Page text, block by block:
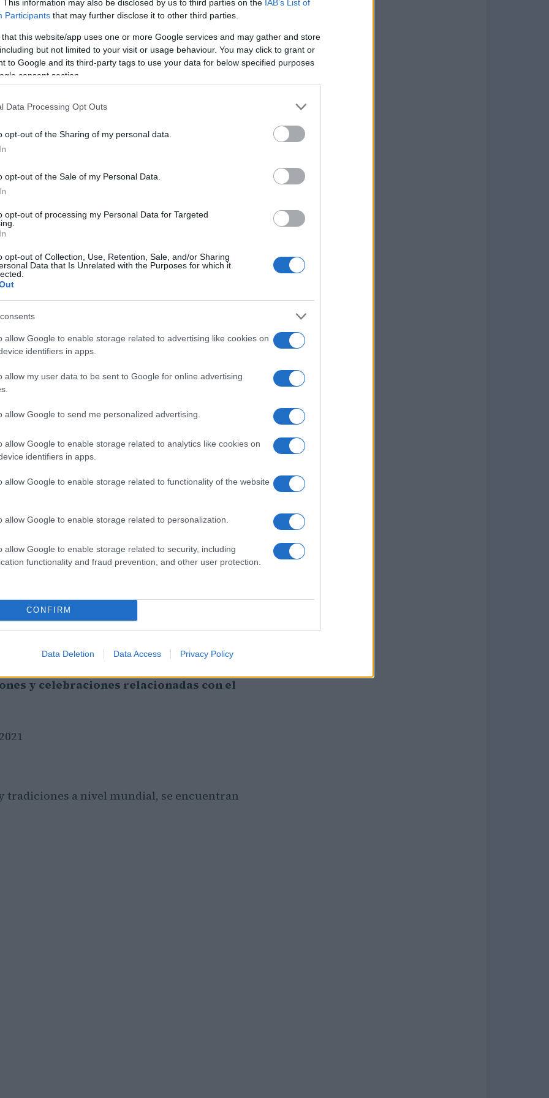
This information may also be disclosed by us to third parties on the IAB’s List of
Participants that may further disclose it to other third parties.
that this website/app uses one or more Google services and may gather and store
but not limited to your visit or usage behaviour. You may click to grant or
to Google and its third-party tags to use your data for below specified purposes
consent section.
Data Processing Opt Outs
opt-out of the Sharing of my personal data.
opt-out of the Sale of my Personal Data.
opt-out of processing my Personal Data for Targeted
opt-out of Collection, Use, Retention, Sale, and/or Sharing
Data that Is Unrelated with the Purposes for which it
allow Google to enable storage related to advertising like cookies on
identifiers in apps.
allow my user data to be sent to Google for online advertising
allow Google to send me personalized advertising.
allow Google to enable storage related to analytics like cookies on
identifiers in apps.
allow Google to enable storage related to functionality of the website
allow Google to enable storage related to personalization.
allow Google to enable storage related to security, including
functionality and fraud prevention, and other user protection.
CONFIRM
Data Deletion Data Access Privacy Policy
Santo en todo el mundo
Triduo Pascual, el deSalesdayes uno de
momento en que los cristianos
con ritos y prácticas especiales.
que unen a los fieles de todo el
reflexión.
y celebraciones relacionadas con el
tradiciones a nivel mundial, se encuentran